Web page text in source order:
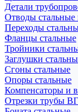
Детали
Отводы стальные
Переходы
Фланцы стальные
Тройники
Заглушки
Сгоны стальные
Опоры стальные
Компенсаторы и
Отрезки трубы